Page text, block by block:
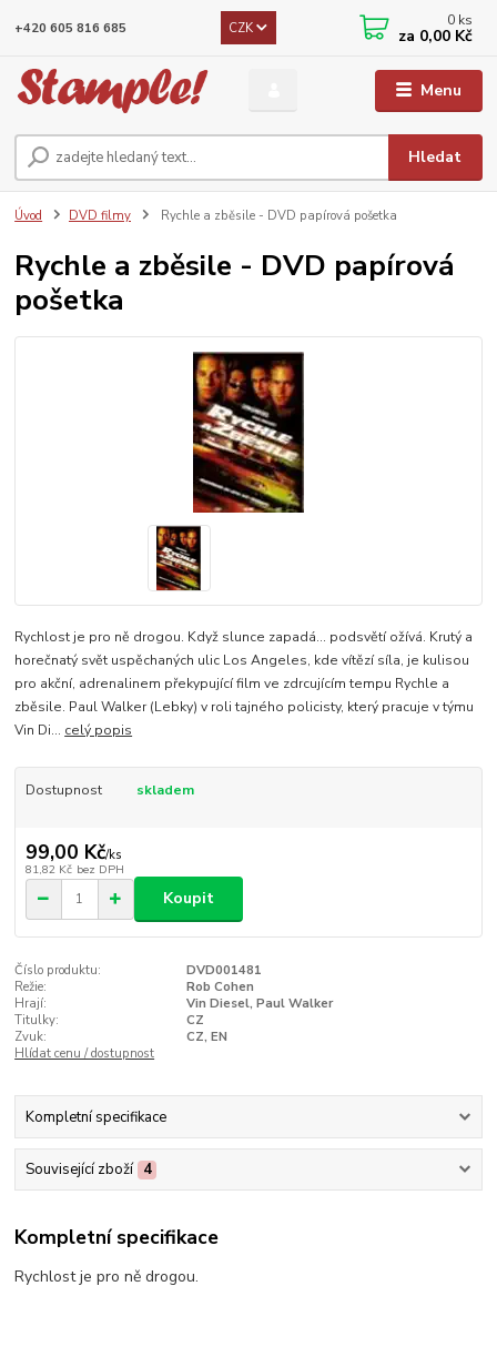
Menu
CZK
Hledat
+420 605 816 685 0 ks
za 0,00 Kč
Úvod DVD filmy Rychle a zběsile - DVD papírová pošetka
Rychle a zběsile - DVD papírová
pošetka
Rychlost je pro ně drogou. Když slunce zapadá... podsvětí ožívá. Krutý a
horečnatý svět uspěchaných ulic Los Angeles, kde vítězí síla, je kulisou
pro akční, adrenalinem překypující film ve zdrcujícím tempu Rychle a
zběsile. Paul Walker (Lebky) v roli tajného policisty, který pracuje v týmu
Vin Di... celý popis
Dostupnost skladem
99,00 Kč/ks
81,82 Kč bez DPH
Koupit
Číslo produktu:
DVD001481
Režie:
Rob Cohen
Hrají:
Vin Diesel, Paul Walker
Titulky:
CZ
Zvuk:
CZ, EN
Hlídat cenu / dostupnost
Kompletní specifikace
Související zboží 4
Kompletní specifikace
Rychlost je pro ně drogou.